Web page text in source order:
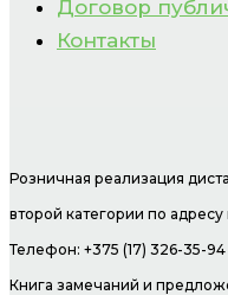
Договор
Контакты
Розничная реализация
второй категории по
Телефон: +375 (17) 326-35-94
Книга замечаний и